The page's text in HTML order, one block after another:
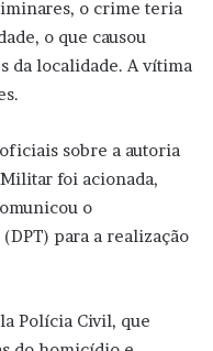
o crime teria
o que causou
da localidade. A vítima
sobre a autoria
foi acionada,
o
para a realização
Polícia Civil, que